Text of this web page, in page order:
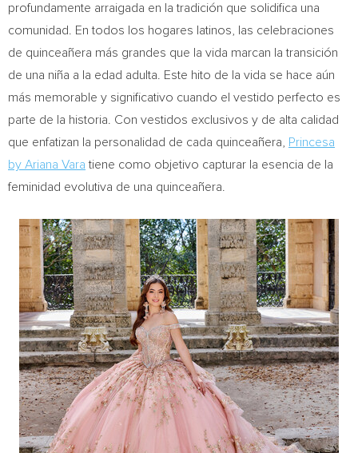
profundamente arraigada en la tradición que solidifica una
comunidad. En todos los hogares latinos, las celebraciones
de quinceañera más grandes que la vida marcan la transición
de una niña a la edad adulta. Este hito de la vida se hace aún
más memorable y significativo cuando el vestido perfecto es
parte de la historia. Con vestidos exclusivos y de alta calidad
que enfatizan la personalidad de cada quinceañera,
Princesa
by Ariana Vara tiene como objetivo capturar la esencia de la
feminidad evolutiva de una quinceañera.